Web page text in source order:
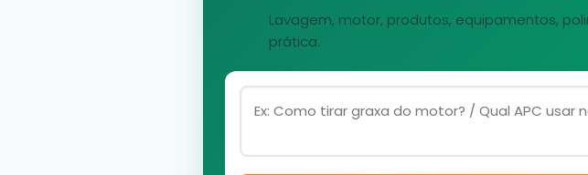
Lavagem, motor, produtos, equipamentos,
prática.